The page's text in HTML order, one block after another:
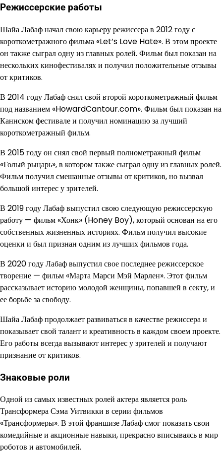
Режиссерские работы
Шайа Лабаф начал свою карьеру режиссера в 2012 году с
короткометражного фильма «Let’s Love Hate». В этом проекте
он также сыграл одну из главных ролей. Фильм был показан на
нескольких кинофестивалях и получил положительные отзывы
от критиков.
В 2014 году Лабаф снял свой второй короткометражный фильм
под названием «HowardCantour.com». Фильм был показан на
Каннском фестивале и получил номинацию за лучший
короткометражный фильм.
В 2015 году он снял свой первый полнометражный фильм
«Голый рыцарь», в котором также сыграл одну из главных ролей.
Фильм получил смешанные отзывы от критиков, но вызвал
большой интерес у зрителей.
В 2019 году Лабаф выпустил свою следующую режиссерскую
работу — фильм «Хонк» (Honey Boy), который основан на его
собственных жизненных историях. Фильм получил высокие
оценки и был признан одним из лучших фильмов года.
В 2020 году Лабаф выпустил свое последнее режиссерское
творение — фильм «Марта Марси Мэй Марлен». Этот фильм
рассказывает историю молодой женщины, попавшей в секту, и
ее борьбе за свободу.
Шайа Лабаф продолжает развиваться в качестве режиссера и
показывает свой талант и креативность в каждом своем проекте.
Его работы всегда вызывают интерес у зрителей и получают
признание от критиков.
Знаковые роли
Одной из самых известных ролей актера является роль
Трансформера Сэма Уитвикки в серии фильмов
«Трансформеры». В этой франшизе Лабаф смог показать свои
комедийные и акционные навыки, прекрасно вписываясь в мир
роботов и автомобилей.